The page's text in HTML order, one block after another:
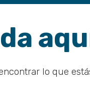
lo que